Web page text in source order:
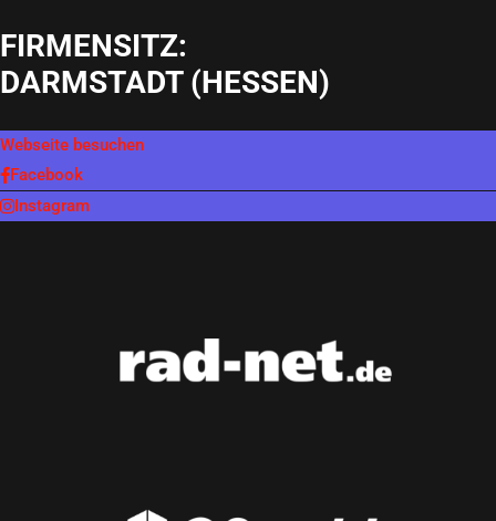
FIRMENSITZ:
DARMSTADT (HESSEN)
Webseite besuchen
Facebook
Instagram